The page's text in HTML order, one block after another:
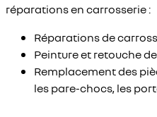
réparations en carrosserie :
Réparations de
Peinture et retouche
Remplacement des
les pare-chocs, les